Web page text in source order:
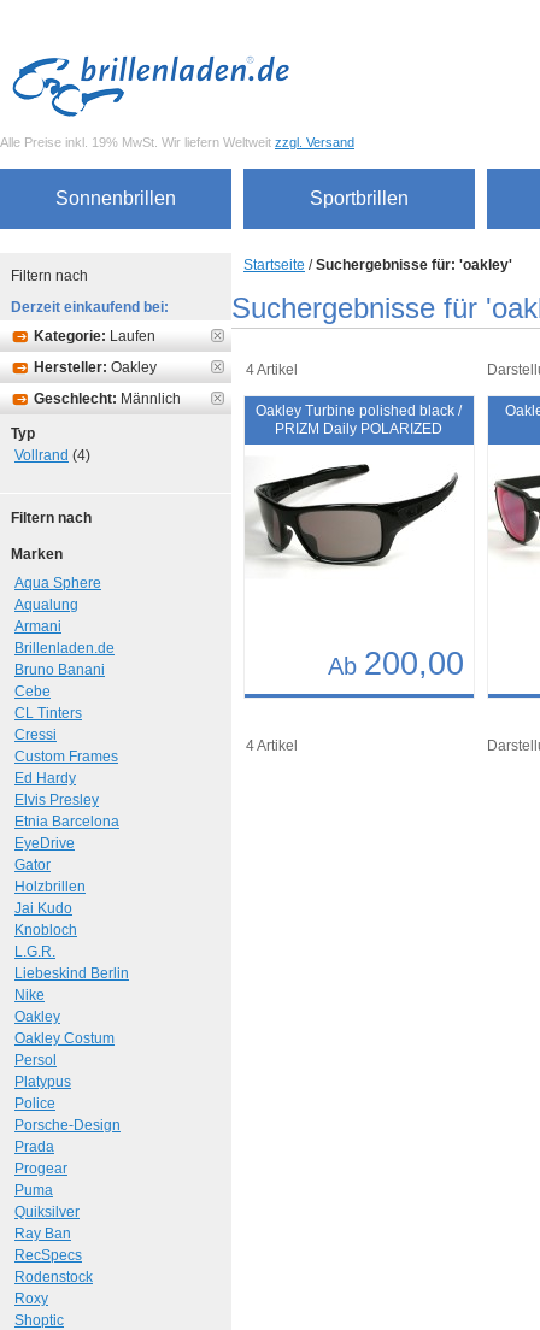
Alle Preise inkl. 19% MwSt. Wir liefern Weltweit zzgl. Versand
Sonnenbrillen Sportbrillen
Startseite /Suchergebnisse für: 'oakley'
Suchergebnisse für
4 Artikel
Oakley Turbine polished black /
PRIZM Daily POLARIZED
Ab 200,00
Art.-Nr.: 10261 Art.-
4 Artikel
Filtern nach
Derzeit einkaufend bei:
Kategorie: Laufen
Hersteller: Oakley
Geschlecht: Männlich
Typ
Vollrand (4)
Filtern nach
Marken
Aqua Sphere
Aqualung
Armani
Brillenladen.de
Bruno Banani
Cebe
CL Tinters
Cressi
Custom Frames
Ed Hardy
Elvis Presley
Etnia Barcelona
EyeDrive
Gator
Holzbrillen
Jai Kudo
Knobloch
L.G.R.
Liebeskind Berlin
Nike
Oakley
Oakley Costum
Persol
Platypus
Police
Porsche-Design
Prada
Progear
Puma
Quiksilver
Ray Ban
RecSpecs
Rodenstock
Roxy
Shoptic